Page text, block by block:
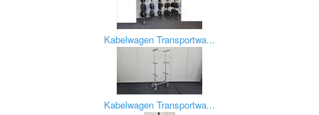
Kabelwagen Transportwa...
Kabelwagen Transportwa...